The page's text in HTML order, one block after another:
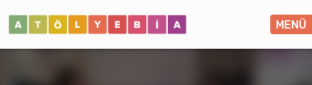
MENÜ